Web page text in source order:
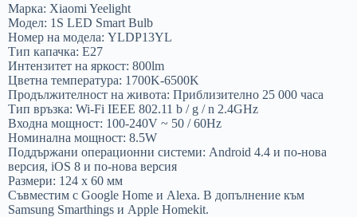
Марка: Xiaomi Yeelight
Модел: 1S LED Smart Bulb
Номер на модела: YLDP13YL
Тип капачка: E27
Интензитет на яркост: 800lm
Цветна температура: 1700K-6500K
Продължителност на живота: Приблизително 25 000 часа
Тип връзка: Wi-Fi IEEE 802.11 b / g / n 2.4GHz
Входна мощност: 100-240V ~ 50 / 60Hz
Номинална мощност: 8.5W
Поддържани операционни системи: Android 4.4 и по-нова
версия, iOS 8 и по-нова версия
Размери: 124 х 60 мм
Съвместим с Google Home и Alexa. В допълнение към
Samsung Smarthings и Apple Homekit.